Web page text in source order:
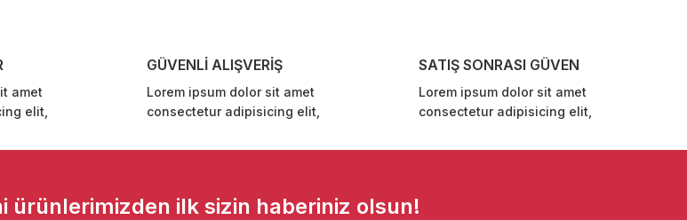
amet
elit,
GÜVENLİ ALIŞVERİŞ
Lorem ipsum dolor sit amet
consectetur adipisicing elit,
SATIŞ SONRASI GÜVEN
Lorem ipsum dolor sit amet
consectetur adipisicing elit,
ürünlerimizden ilk sizin haberiniz olsun!